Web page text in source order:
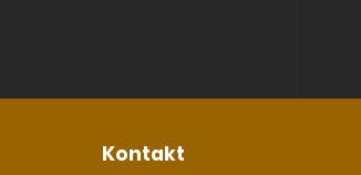
Kontakt